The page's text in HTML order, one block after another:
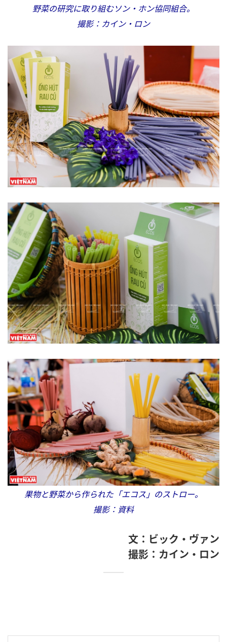
野菜の研究に取り組むソン・ホン協同組合。
撮影：カイン・ロン
果物と野菜から作られた「エコス」のストロー。
撮影：資料
文：ビック・ヴァン
撮影：カイン・ロン